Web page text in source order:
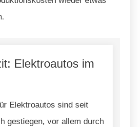
Elektroautos im
Elektroautos sind seit
gestiegen, vor allem durch